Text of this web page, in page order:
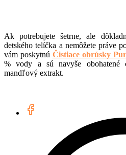
Ak potrebujete šetrne, ale
detského telíčka a nemôžete práve
vám poskytnú Čistiace obrúsky
% vody a sú navyše
mandľový extrakt.